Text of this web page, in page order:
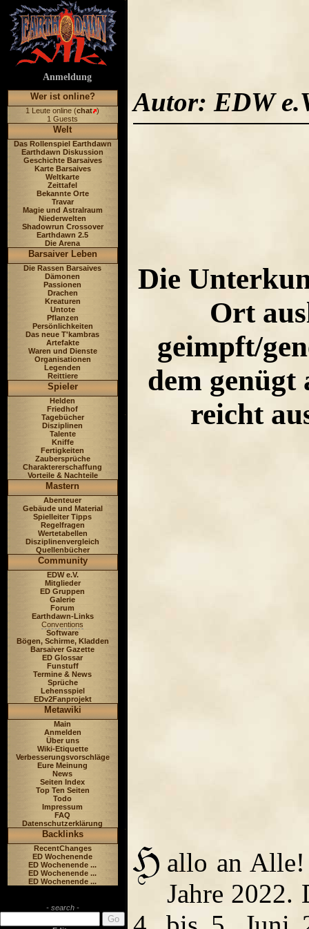
Anmeldung
Wer ist online?
1 Leute online (chat )
1 Guests
Welt
Das Rollenspiel Earthdawn
Earthdawn Diskussion
Geschichte Barsaives
Karte Barsaives
Weltkarte
Zeittafel
Bekannte Orte
Travar
Magie und Astralraum
Niederwelten
Shadowrun Crossover
Earthdawn 2.5
Die Arena
Barsaiver Leben
Die Rassen Barsaives
Dämonen
Passionen
Drachen
Kreaturen
Untote
Pflanzen
Persönlichkeiten
Das neue T'kambras
Artefakte
Waren und Dienste
Organisationen
Legenden
Reittiere
Spieler
Helden
Friedhof
Tagebücher
Disziplinen
Talente
Kniffe
Fertigkeiten
Zaubersprüche
Charaktererschaffung
Vorteile & Nachteile
Mastern
Abenteuer
Gebäude und Material
Spielleiter Tipps
Regelfragen
Wertetabellen
Disziplinenvergleich
Quellenbücher
Community
EDW e.V.
Mitglieder
ED Gruppen
Galerie
Forum
Earthdawn-Links
Conventions
Software
Bögen, Schirme, Kladden
Barsaiver Gazette
ED Glossar
Funstuff
Termine & News
Sprüche
Lehensspiel
EDv2Fanprojekt
Metawiki
Main
Anmelden
Über uns
Wiki-Etiquette
Verbesserungsvorschläge
Eure Meinung
News
Seiten Index
Top Ten Seiten
Todo
Impressum
FAQ
Datenschutzerklärung
Backlinks
RecentChanges
ED Wochenende
ED Wochenende ...
ED Wochenende ...
ED Wochenende ...
- search -
Autor: EDW
Die
Ort
geimpft/
dem genügt
reicht
allo an Alle!
Jahre 2022.